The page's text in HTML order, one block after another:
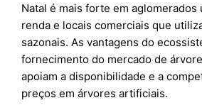
Natal é mais forte em aglomerados
renda e locais comerciais que
sazonais. As vantagens do
fornecimento do mercado de
apoiam a disponibilidade e a
preços em árvores artificiais.